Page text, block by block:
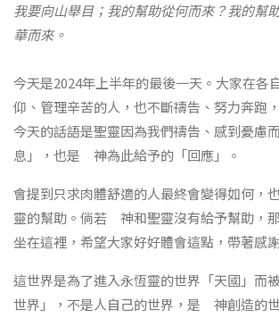
我要向山舉目；我的幫助從何而來？我的幫
華而來。
今天是2024年上半年的最後一天。大家在各
仰、管理辛苦的人，也不斷禱告、努力奔跑
今天的話語是聖靈因為我們禱告、感到憂慮
息」，也是 神為此給予的「回應」。
會提到只求肉體舒適的人最終會變得如何
靈的幫助。倘若 神和聖靈沒有給予幫助，
坐在這裡，希望大家好好體會這點，帶著感
這世界是為了進入永恆靈的世界「天國」
世界」，不是人自己的世界，是 神創造的